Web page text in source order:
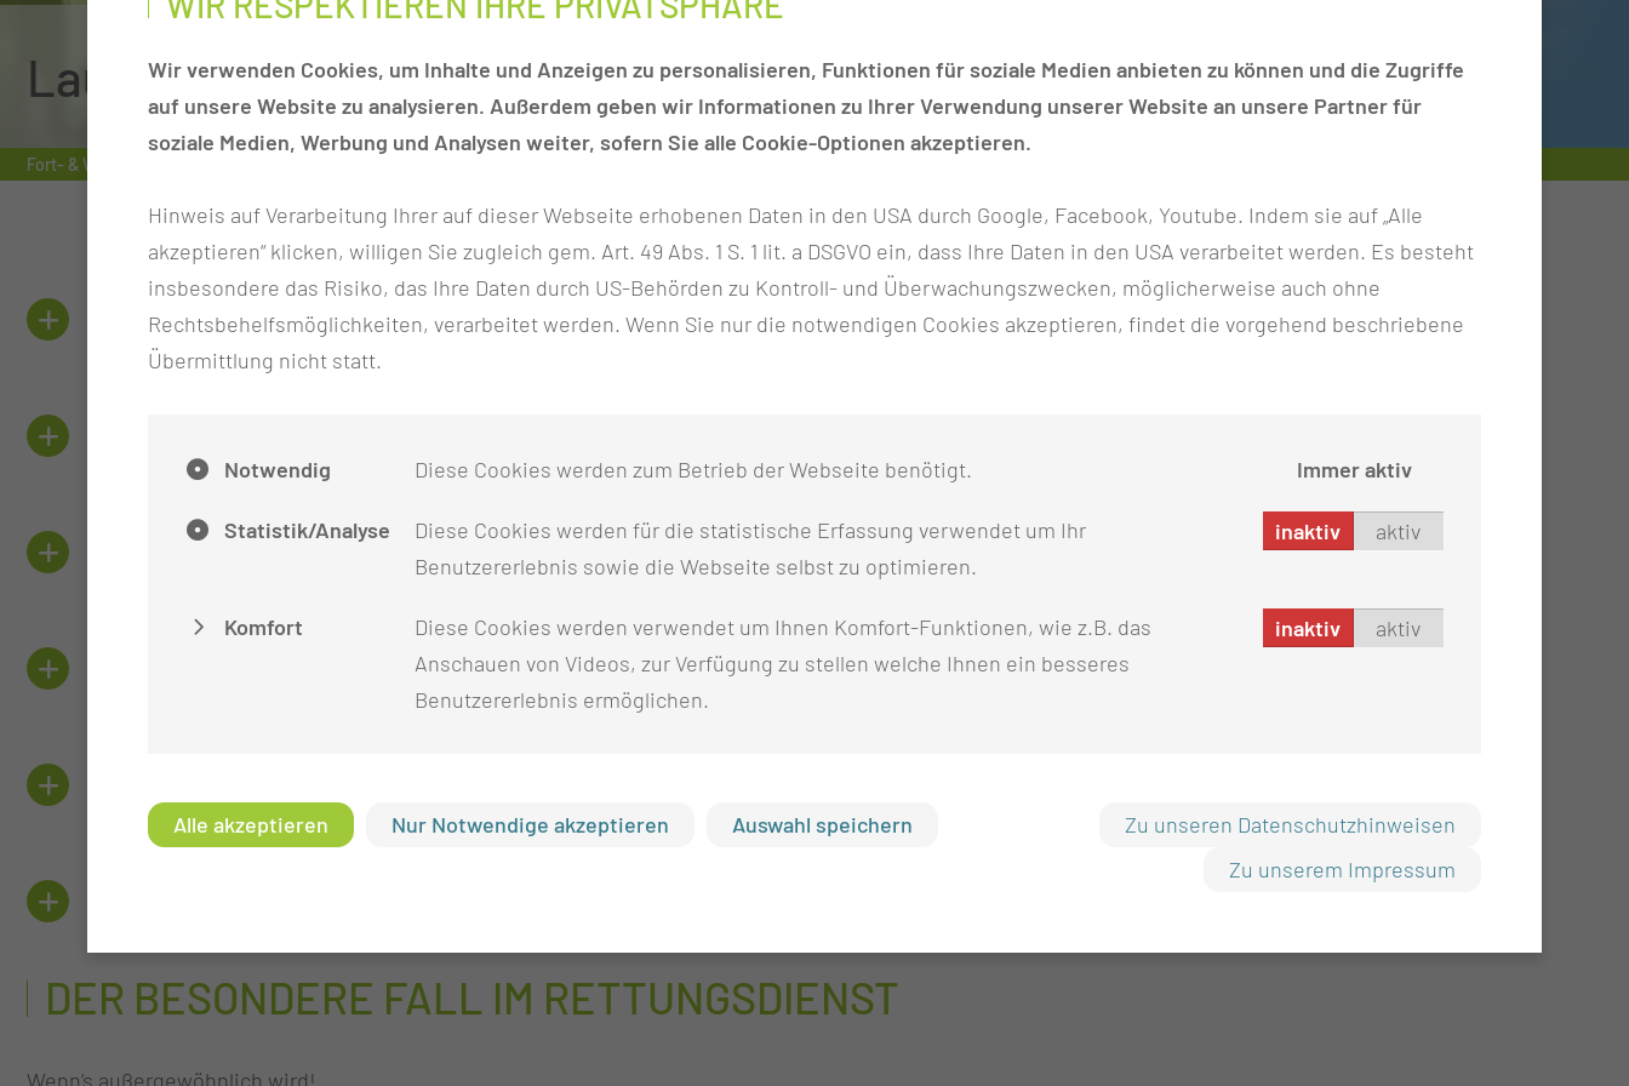
Lausitzer Rettungsdienstschule
Fort- & Weiterbildung
DEIN BENEFIT
DAS BRAUCHST DU
WIEVIEL, WANN UND WO
DER BESONDERE FALL IM RETTUNGSDIENST
Wenn’s außergewöhnlich wird!
Wir verwenden Cookies, um Inhalte und Anzeigen zu personalisieren, Funktionen für soziale Medien anbieten zu können und die Zugriffe
auf unsere Website zu analysieren. Außerdem geben wir Informationen zu Ihrer Verwendung unserer Website an unsere Partner für
soziale Medien, Werbung und Analysen weiter, sofern Sie alle Cookie-Optionen akzeptieren.
Hinweis auf Verarbeitung Ihrer auf dieser Webseite erhobenen Daten in den USA durch Google, Facebook, Youtube. Indem sie auf „Alle
akzeptieren“ klicken, willigen Sie zugleich gem. Art. 49 Abs. 1 S. 1 lit. a DSGVO ein, dass Ihre Daten in den USA verarbeitet werden. Es besteht
insbesondere das Risiko, das Ihre Daten durch US-Behörden zu Kontroll- und Überwachungszwecken, möglicherweise auch ohne
Rechtsbehelfsmöglichkeiten, verarbeitet werden. Wenn Sie nur die notwendigen Cookies akzeptieren, findet die vorgehend beschriebene
Übermittlung nicht statt.
Notwendig Diese Cookies werden zum Betrieb der Webseite benötigt. Immer aktiv
Statistik/Analyse
Diese Cookies werden für die statistische Erfassung verwendet um Ihr
Benutzererlebnis sowie die Webseite selbst zu optimieren.
inaktiv aktiv
Komfort
Diese Cookies werden verwendet um Ihnen Komfort-Funktionen, wie z.B. das
Anschauen von Videos, zur Verfügung zu stellen welche Ihnen ein besseres
Benutzererlebnis ermöglichen.
inaktiv aktiv
Alle akzeptieren Nur Notwendige akzeptieren Auswahl speichern
Zu unseren Datenschutzhinweisen
Zu unserem Impressum